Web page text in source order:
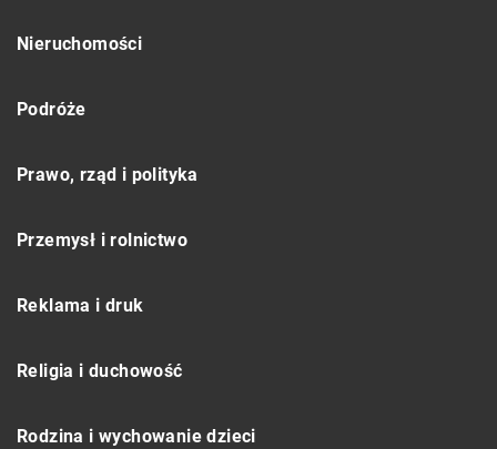
Nieruchomości
Podróże
Prawo, rząd i polityka
Przemysł i rolnictwo
Reklama i druk
Religia i duchowość
Rodzina i wychowanie dzieci